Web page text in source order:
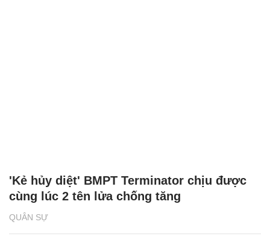
QUÂN SỰ
'Kẻ hủy diệt' BMPT Terminator chịu được
cùng lúc 2 tên lửa chống tăng